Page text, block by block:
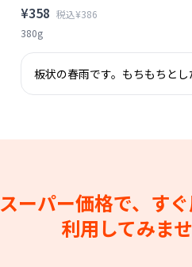
¥358 税込¥386
380g
板状の春雨です。もちもちとし
スーパー価格で、すぐ
利用してみま